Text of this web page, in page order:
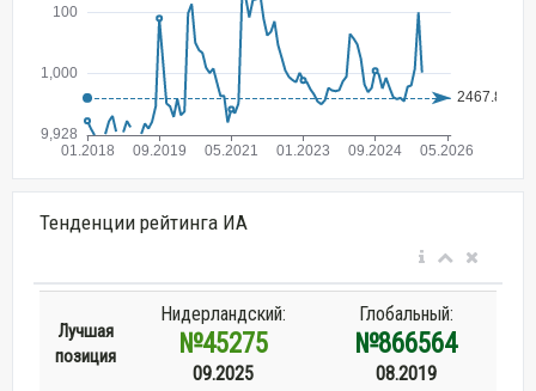
Тенденции рейтинга ИА
Лучшая
позиция
Нидерландский:
№45275
09.2025
Глобальный:
№866564
08.2019